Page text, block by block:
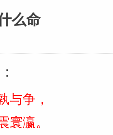
么命
与争，
寰瀛。